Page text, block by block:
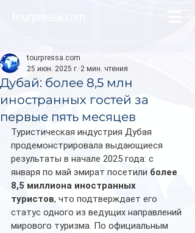
Дубай: более 8,5 млн
иностранных гостей за
первые пять месяцев
tourpressa.com
25 июн. 2025 г. 2 мин. чтения
Туристическая индустрия Дубая
продемонстрировала выдающиеся
результаты в начале 2025 года: с
января по май эмират посетили более
8,5 миллиона иностранных
туристов, что подтверждает его
статус одного из ведущих направлений
мирового туризма. По официальным